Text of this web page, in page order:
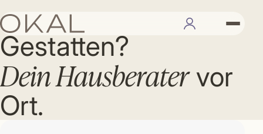
Gestatten?
Dein Hausberatervor
Ort.